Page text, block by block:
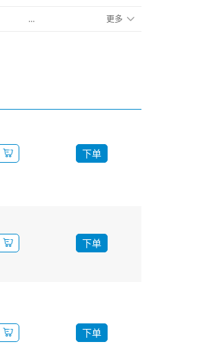
Q235
更多
下单
下单
下单